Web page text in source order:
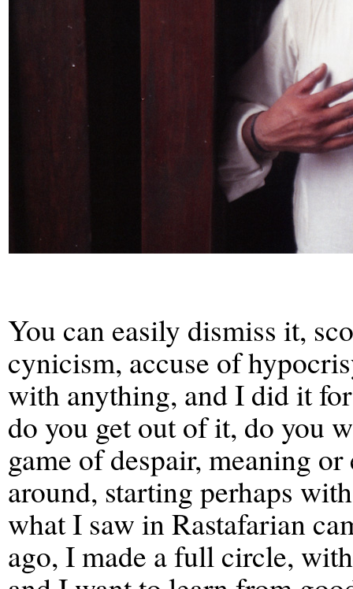
You can easily dismiss it,
cynicism, accuse of
with anything, and I did it
do you get out of it, do you
game of despair, meaning
around, starting perhaps
what I saw in Rastafarian
ago, I made a full circle,